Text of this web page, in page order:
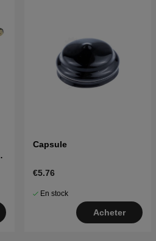
Capsule
€5.76
En stock
Acheter